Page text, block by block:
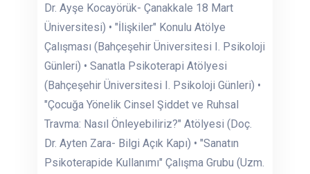
Dr. Ayşe Kocayörük- Çanakkale 18 Mart
Üniversitesi) • "İlişkiler" Konulu Atölye
Çalışması (Bahçeşehir Üniversitesi I. Psikoloji
Günleri) • Sanatla Psikoterapi Atölyesi
(Bahçeşehir Üniversitesi I. Psikoloji Günleri) •
"Çocuğa Yönelik Cinsel Şiddet ve Ruhsal
Travma: Nasıl Önleyebiliriz?" Atölyesi (Doç.
Dr. Ayten Zara- Bilgi Açık Kapı) • "Sanatın
Psikoterapide Kullanımı" Çalışma Grubu (Uzm.